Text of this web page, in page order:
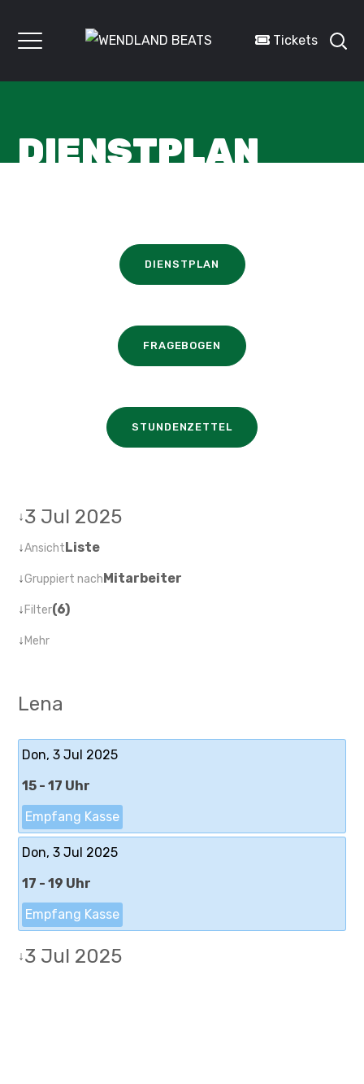
Tickets
DIENSTPLAN
DIENSTPLAN
FRAGEBOGEN
STUNDENZETTEL
↓3 Jul 2025
↓AnsichtListe
↓Gruppiert nachMitarbeiter
↓Filter(6)
↓Mehr
Lena
Don, 3 Jul 2025
15 - 17 Uhr
Empfang Kasse
Don, 3 Jul 2025
17 - 19 Uhr
Empfang Kasse
↓3 Jul 2025